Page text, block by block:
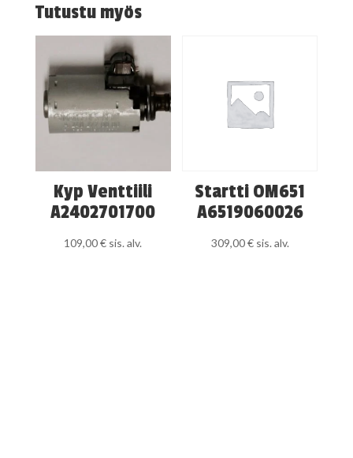
Tutustu myös
Kyp Venttiili
A2402701700
109,00€ sis. alv.
Startti OM651
A6519060026
309,00€ sis. alv.